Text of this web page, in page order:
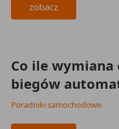
zobacz
2023-11-28
Co ile
biegów
Poradniki samochodowe